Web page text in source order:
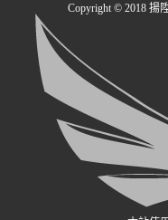
Copyright © 2018 揚